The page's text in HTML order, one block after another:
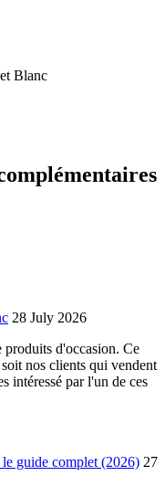
Blanc
28 July 2026
produits d'occasion. Ce
nos clients qui vendent
intéressé par l'un de ces
guide complet (2026) 27